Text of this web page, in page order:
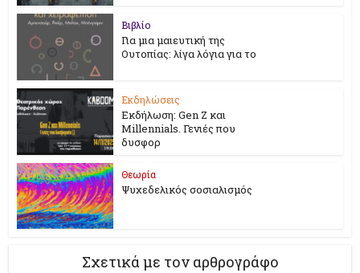
Βιβλίο
Για μια μαιευτική της
Ουτοπίας: λίγα λόγια για το
Εκδηλώσεις
Εκδήλωση: Gen Z και
Millennials. Γενιές που
δυσφορ
Θεωρία
Ψυχεδελικός σοσιαλισμός
Σχετικά με τον αρθρογράφο